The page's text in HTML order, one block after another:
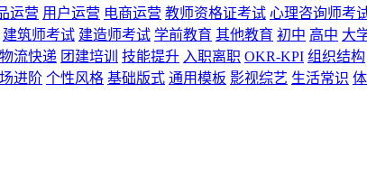
运营 用户运营 电商运营 教师资格证考试 心理咨询师考
建筑师考试 建造师考试 学前教育 其他教育 初中 高中 大
物流快递 团建培训 技能提升 入职离职 OKR-KPI 组织结构
进阶 个性风格 基础版式 通用模板 影视综艺 生活常识